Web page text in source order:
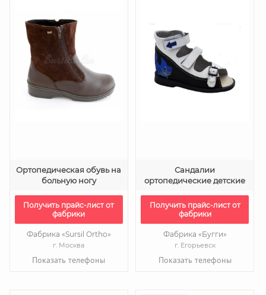
Ортопедическая обувь на
больную ногу
Получить прайс-лист от
фабрики
Фабрика «Sursil Ortho»
г. Москва
Показать телефоны
Сандалии
ортопедические детские
Получить прайс-лист от
фабрики
Фабрика «Бугги»
г. Егорьевск
Показать телефоны